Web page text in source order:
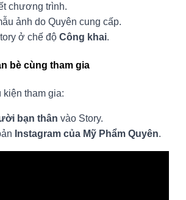
chương trình.
ảnh do Quyên cung cấp.
ở chế độ Công khai.
bè cùng tham gia
tham gia:
bạn thân vào Story.
Instagram của Mỹ Phẩm Quyên.